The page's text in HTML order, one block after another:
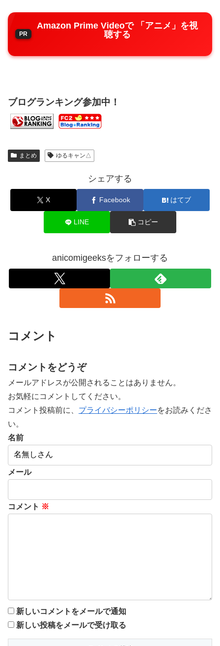
Amazon Prime Videoで 「アニメ」を視
聴する
ブログランキング参加中！
まとめ ゆるキャン△
シェアする
X Facebook はてブ
LINE コピー
anicomigeeksをフォローする
コメント
コメントをどうぞ
メールアドレスが公開されることはありません。
お気軽にコメントしてください。
コメント投稿前に、 プライバシーポリシーをお読みくださ
い。
名前
メール
コメント ※
新しいコメントをメールで通知
新しい投稿をメールで受け取る